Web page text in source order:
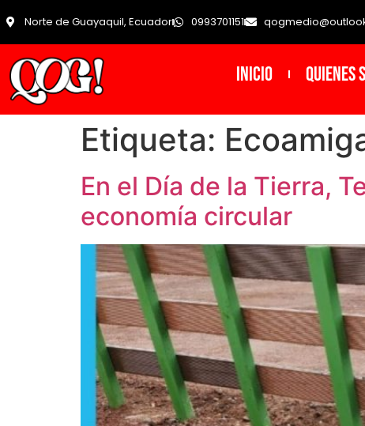
Norte de Guayaquil, Ecuador 0993701151
INICIO Quienes
Etiqueta:
En el Día de la Tierra,
economía circular